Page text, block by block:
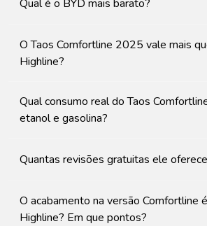
Qual é o BYD mais barato?
O Taos Comfortline 2025 vale mais
Highline?
Qual consumo real do Taos
etanol e gasolina?
Quantas revisões gratuitas ele
O acabamento na versão Comfortline
Highline? Em que pontos?